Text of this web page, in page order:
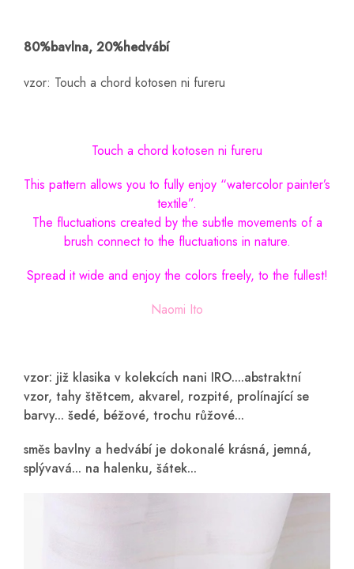
80%bavlna, 20%hedvábí
vzor: Touch a chord kotosen ni fureru
Touch a chord kotosen ni fureru
This pattern allows you to fully enjoy “watercolor painter’s
textile”.
The fluctuations created by the subtle movements of a
brush connect to the fluctuations in nature.
Spread it wide and enjoy the colors freely, to the fullest!
Naomi Ito
vzor: již klasika v kolekcích nani IRO....abstraktní
vzor, tahy štětcem, akvarel, rozpité, prolínající se
barvy... šedé, béžové, trochu růžové...
směs bavlny a hedvábí je dokonalé krásná, jemná,
splývavá... na halenku, šátek...